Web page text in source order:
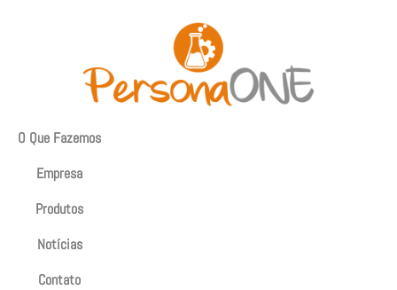
O Que Fazemos
Empresa
Produtos
Notícias
Contato